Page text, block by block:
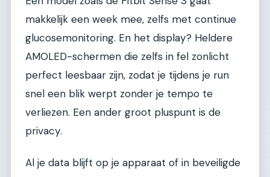
makkelijk een week mee, zelfs met continue
glucosemonitoring. En het display? Heldere
AMOLED-schermen die zelfs in fel zonlicht
perfect leesbaar zijn, zodat je tijdens je run
snel een blik werpt zonder je tempo te
verliezen. Een ander groot pluspunt is de
privacy.
Al je data blijft op je apparaat of in beveiligde